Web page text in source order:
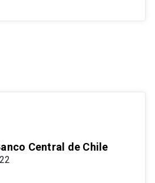
Central de Chile